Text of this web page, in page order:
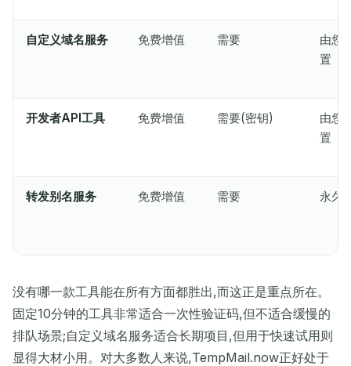
等待接收邮件...
自定义域名服务 免费增值 需要
由您
置
开发者API工具 免费增值 需要(密钥)
由您
置
转发别名服务 免费增值 需要 永久
没有哪一款工具能在所有方面都胜出,而这正是重点所在。
固定10分钟的工具非常适合一次性验证码,但不适合缓慢的
排队场景;自定义域名服务适合长期项目,但用于快速试用则
显得大材小用。对大多数人来说,TempMail.now正好处于